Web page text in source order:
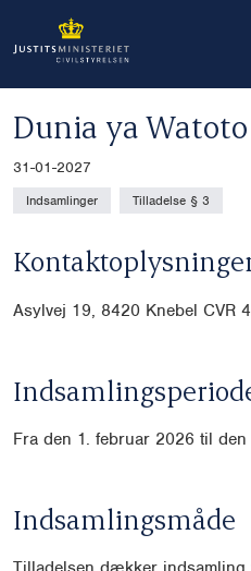
Dunia ya Watoto
31-01-2027
Indsamlinger Tilladelse § 3
Asylvej 19, 8420 Knebel CVR
Fra den 1. februar 2026 til
Indsamlingsmåde